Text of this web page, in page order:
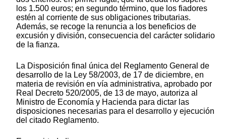
los 1.500 euros; en segundo término, que los fiadores
estén al corriente de sus obligaciones tributarias.
Además, se recoge la renuncia a los beneficios de
excusión y división, consecuencia del carácter solidario
de la fianza.
La Disposición final única del Reglamento General de
desarrollo de la Ley 58/2003, de 17 de diciembre, en
materia de revisión en vía administrativa, aprobado por
Real Decreto 520/2005, de 13 de mayo, autoriza al
Ministro de Economía y Hacienda para dictar las
disposiciones necesarias para el desarrollo y ejecución
del citado Reglamento.